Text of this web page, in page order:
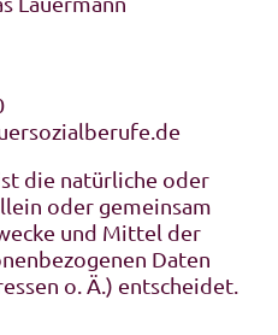
die natürliche oder
oder gemeinsam
und Mittel der
Daten
o. Ä.) entscheidet.